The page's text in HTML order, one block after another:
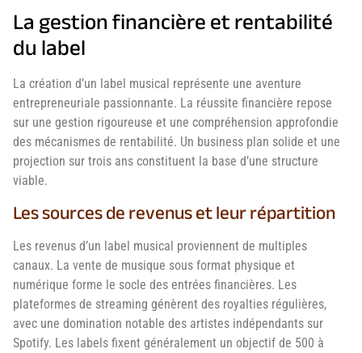
La gestion financière et rentabilité
du label
La création d’un label musical représente une aventure
entrepreneuriale passionnante. La réussite financière repose
sur une gestion rigoureuse et une compréhension approfondie
des mécanismes de rentabilité. Un business plan solide et une
projection sur trois ans constituent la base d’une structure
viable.
Les sources de revenus et leur répartition
Les revenus d’un label musical proviennent de multiples
canaux. La vente de musique sous format physique et
numérique forme le socle des entrées financières. Les
plateformes de streaming génèrent des royalties régulières,
avec une domination notable des artistes indépendants sur
Spotify. Les labels fixent généralement un objectif de 500 à